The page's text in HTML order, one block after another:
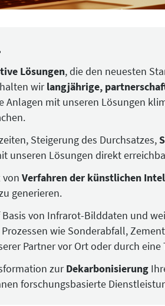
Lösungen, die den neuesten
wirlangjährige,
mit unseren Lösungen
Steigerung des Durchsatzes,
unseren Lösungen direkt
von Verfahren der künstlichen
generieren.
von Infrarot-Bilddaten und
wie Sonderabfall,
Partner vor Ort oder durch
zurDekarbonisierung
forschungsbasierte